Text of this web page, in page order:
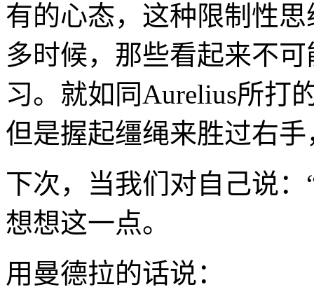
有的心态，这种限制性
多时候，那些看起来不
习。就如同Aurelius所打
但是握起缰绳来胜过右
下次，当我们对自己说
想想这一点。
用曼德拉的话说：